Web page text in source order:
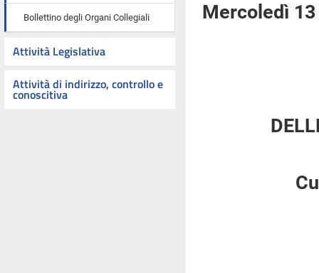
Bollettino degli Organi Collegiali
Attività Legislativa
Attività di indirizzo, controllo e
conoscitiva
Mercoledì